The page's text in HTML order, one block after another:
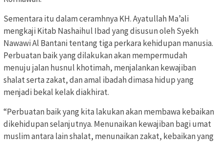
Sementara itu dalam ceramhnya KH. Ayatullah Ma’ali
mengkaji Kitab Nashaihul Ibad yang disusun oleh Syekh
Nawawi Al Bantani tentang tiga perkara kehidupan manusia.
Perbuatan baik yang dilakukan akan mempermudah
menuju jalan husnul khotimah, menjalankan kewajiban
shalat serta zakat, dan amal ibadah dimasa hidup yang
menjadi bekal kelak diakhirat.
“Perbuatan baik yang kita lakukan akan membawa kebaikan
dikehidupan selanjutnya. Menunaikan kewajiban bagi umat
muslim antara lain shalat, menunaikan zakat, kebaikan yang